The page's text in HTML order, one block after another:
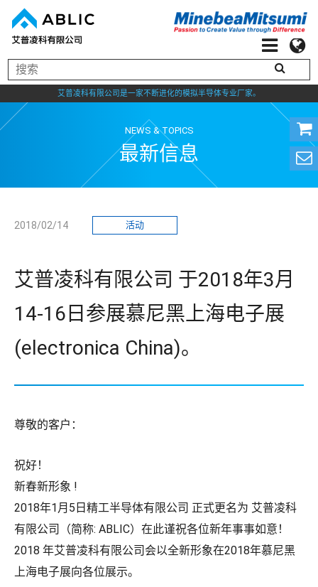
艾普凌科有限公司是一家不断进化的模拟半导体专业厂家。
NEWS & TOPICS
最新信息
2018/02/14 活动
艾普凌科有限公司 于2018年3月
14-16日参展慕尼黑上海电子展
(electronica China)。
尊敬的客户：
祝好！
新春新形象 !
2018年1月5日精工半导体有限公司 正式更名为 艾普凌科
有限公司（简称: ABLIC）在此谨祝各位新年事事如意！
2018 年艾普凌科有限公司会以全新形象在2018年慕尼黑
上海电子展向各位展示。